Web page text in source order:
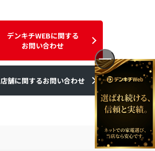
デンキチWEBに関する
お問い合わせ
店舗に関するお問い合わせ